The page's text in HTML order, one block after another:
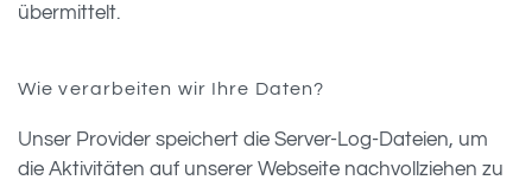
übermittelt.
Wie verarbeiten wir Ihre Daten?
Unser Provider speichert die Server-Log-Dateien, um
die Aktivitäten auf unserer Webseite nachvollziehen zu